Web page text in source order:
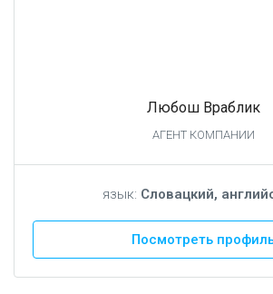
Любош Враблик
АГЕНТ КОМПАНИИ
язык: Словацкий,
Посмотреть